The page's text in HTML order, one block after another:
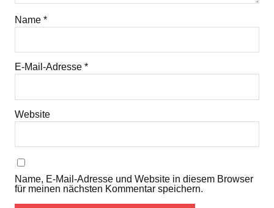
Name *
E-Mail-Adresse *
Website
Name, E-Mail-Adresse und Website in diesem Browser
für meinen nächsten Kommentar speichern.